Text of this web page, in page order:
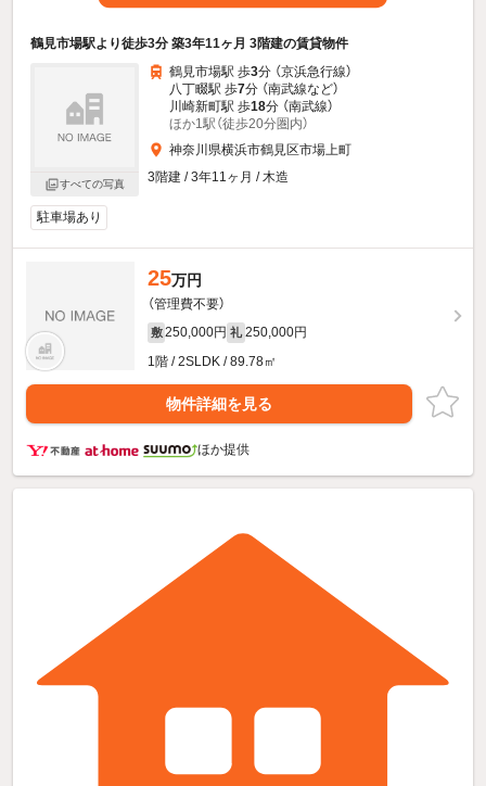
鶴見市場駅より徒歩3分 築3年11ヶ月 3階建の賃貸物件
すべての写真
鶴見市場駅 歩3分 （京浜急行線）
八丁畷駅 歩7分 （南武線など）
川崎新町駅 歩18分 （南武線）
ほか1駅（徒歩20分圏内）
神奈川県横浜市鶴見区市場上町
3階建 / 3年11ヶ月 / 木造
駐車場あり
25万円
（管理費不要）
敷 250,000円 礼 250,000円
1階 / 2SLDK / 89.78㎡
物件詳細を見る
ほか提供